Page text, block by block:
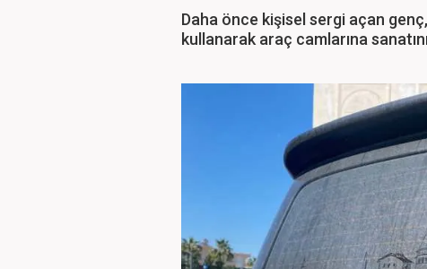
Daha önce kişisel sergi açan
kullanarak araç camlarına